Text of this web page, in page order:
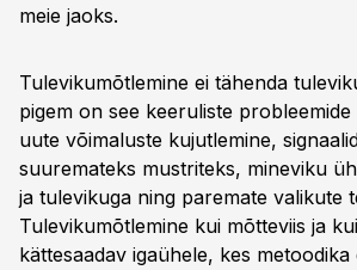
meie jaoks.
Tulevikumõtlemine ei tähenda
pigem on see keeruliste
uute võimaluste kujutlemine,
suuremateks mustriteks, mineviku
ja tulevikuga ning paremate valikute
Tulevikumõtlemine kui mõtteviis ja
kättesaadav igaühele, kes metoodika